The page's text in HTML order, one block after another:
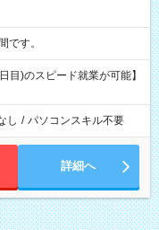
間です。
目)のスピード就業が可能】
し / パソコンスキル不要
詳細へ